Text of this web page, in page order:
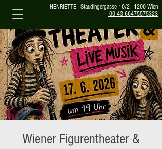
HENRIETTE - Staudingergasse 10/2 - 1200 Wien
00 43 66475575323
Wiener Figurentheater &